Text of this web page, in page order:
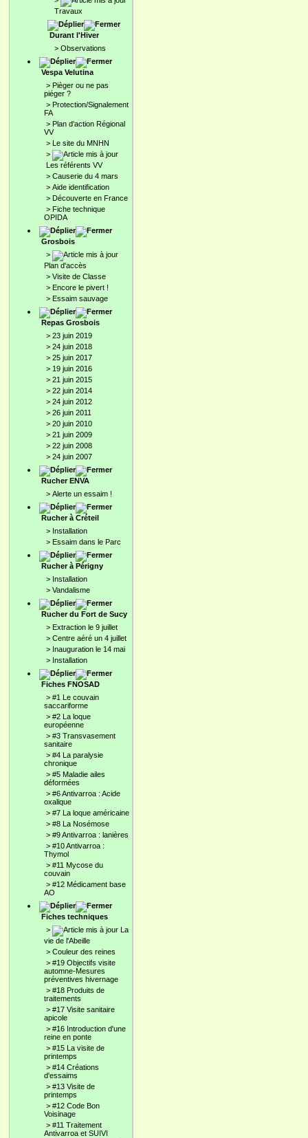
Travaux
Durant l'Hiver
> Observations
Vespa Velutina
> Pièger ou ne pas
piéger ?
> Protection/Signalement
FA
> Plan d'action Régional
VV
> Le site du MNHN
>
Les référents VV
> Causerie du 4 mars
> Aide identification
> Découverte en France
> Fiche technique
OPIDA
Grosbois
>
Plan d'accès
> Visite de Classe
> Encore le pivert !
> Essaim sauvage
Repas Grosbois
> 23 juin 2019
> 24 juin 2018
> 25 juin 2017
> 19 juin 2016
> 21 juin 2015
> 22 juin 2014
> 24 juin 2012
> 26 juin 2011
> 20 juin 2010
> 21 juin 2009
> 22 juin 2008
> 24 juin 2007
Rucher ENVA
> Alerte un essaim !
Rucher à Créteil
> Installation
> Essaim dans le Parc
Rucher à Périgny
> Installation
> Vandalisme
Rucher du Fort de Sucy
> Extraction le 9 juillet
> Centre aéré un 4 juillet
> Inauguration le 14 mai
> Installation
Fiches FNOSAD
> #1 Le couvain
saccariforme
> #2 La loque
européenne
> #3 Transvasement
sanitaire
> #4 La paralysie
chronique
> #5 Maladie ailes
déformées
> #6 Antivarroa : Acide
oxalique
> #7 La loque américaine
> #8 La Nosémose
> #9 Antivarroa : lanières
> #10 Antivarroa :
Thymol
> #11 Mycose du
couvain
> #12 Médicament base
AO
Fiches techniques
>
La
vie de l'Abeille
> Couleur des reines
> #19 Objectifs visite
automne-Mesures
préventives hivernage
> #18 Produits de
traitements
> #17 Visite sanitaire
apicole
> #16 Introduction d'une
reine en ponte
> #15 La visite de
printemps
> #14 Créations
d'essaims
> #13 Visite de
printemps
> #12 Code Bon
Voisinage
> #11 Traitement
Antivarroa et SUIVI